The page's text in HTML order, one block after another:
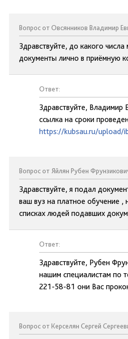
Вопрос от Овсянников Владимир
Здравствуйте, до какого
документы лично в приёмную
Ответ:
Здравствуйте, Владимир
ссылка на сроки
https://kubsau.ru/upload/
Вопрос от Яйлян Рубен
Здравствуйте, я подал
ваш вуз на платное обучение ,
списках людей подавших
Ответ:
Здравствуйте, Рубен
нашим специалистам по
221-58-81 они Вас
Вопрос от Керселян Сергей